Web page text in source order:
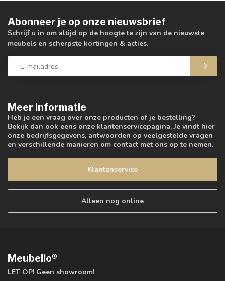
Meer informatie
Heb je een vraag over onze producten of je bestelling?
Bekijk dan ook eens onze klantenservicepagina. Je vindt hier
onze bedrijfsgegevens, antwoorden op veelgestelde vragen
en verschillende manieren om contact met ons op te nemen.
Klantenservice
Alleen nog online
Abonneer je op onze nieuwsbrief
Schrijf u in om altijd op de hoogte te zijn van de nieuwste
meubels en scherpste kortingen & acties.
Meubello®
LET OP! Geen showroom!